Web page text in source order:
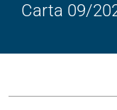
Fundos
Contato
Carta 09/